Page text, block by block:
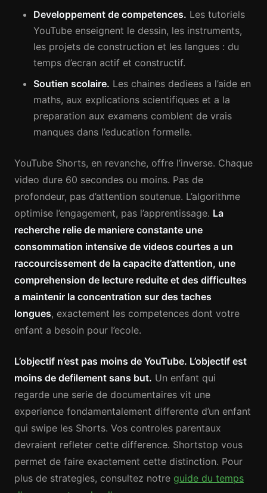
Developpement de competences. Les tutoriels
YouTube enseignent le dessin, les instruments,
les projets de construction et les langues : du
temps d’ecran actif et constructif.
Soutien scolaire. Les chaines dediees a l’aide en
maths, aux explications scientifiques et a la
preparation aux examens comblent de vrais
manques dans l’education formelle.
YouTube Shorts, en revanche, offre l’inverse. Chaque
video dure 60 secondes ou moins. Pas de
profondeur, pas d’attention soutenue. L’algorithme
optimise l’engagement, pas l’apprentissage. La
recherche relie de maniere constante une
consommation intensive de videos courtes a un
raccourcissement de la capacite d’attention, une
comprehension de lecture reduite et des difficultes
a maintenir la concentration sur des taches
longues, exactement les competences dont votre
enfant a besoin pour l’ecole.
L’objectif n’est pas moins de YouTube. L’objectif est
moins de defilement sans but. Un enfant qui
regarde une serie de documentaires vit une
experience fondamentalement differente d’un enfant
qui swipe les Shorts. Vos controles parentaux
devraient refleter cette difference. Shortstop vous
permet de faire exactement cette distinction. Pour
plus de strategies, consultez notre guide du temps